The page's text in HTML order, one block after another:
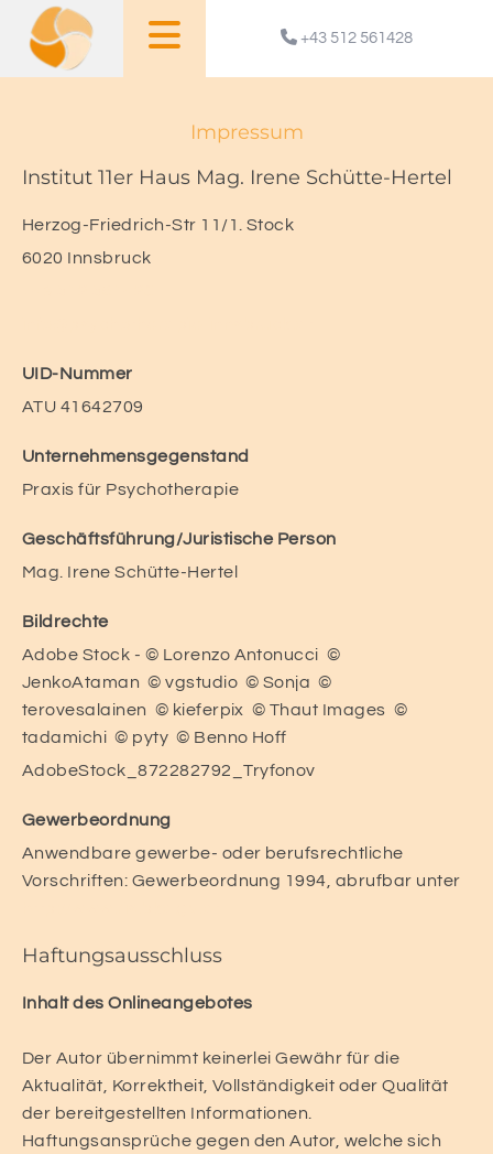
 +43 512 561428
Impressum
Institut 11er Haus Mag. Irene Schütte-Hertel
Herzog-Friedrich-Str 11/1. Stock
6020 Innsbruck
UID-Nummer
ATU 41642709
Unternehmensgegenstand
Praxis für Psychotherapie
Geschäftsführung/Juristische Person
Mag. Irene Schütte-Hertel
Bildrechte
Adobe Stock - © Lorenzo Antonucci ©
JenkoAtaman © vgstudio © Sonja ©
terovesalainen © kieferpix © Thaut Images ©
tadamichi © pyty © Benno Hoff
AdobeStock_872282792_Tryfonov
Gewerbeordnung
Anwendbare gewerbe- oder berufsrechtliche
Vorschriften: Gewerbeordnung 1994, abrufbar unter
Haftungsausschluss
Inhalt des Onlineangebotes
Der Autor übernimmt keinerlei Gewähr für die
Aktualität, Korrektheit, Vollständigkeit oder Qualität
der bereitgestellten Informationen.
Haftungsansprüche gegen den Autor, welche sich